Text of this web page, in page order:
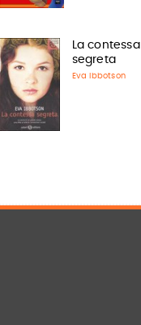
La contessa
segreta
Eva Ibbotson